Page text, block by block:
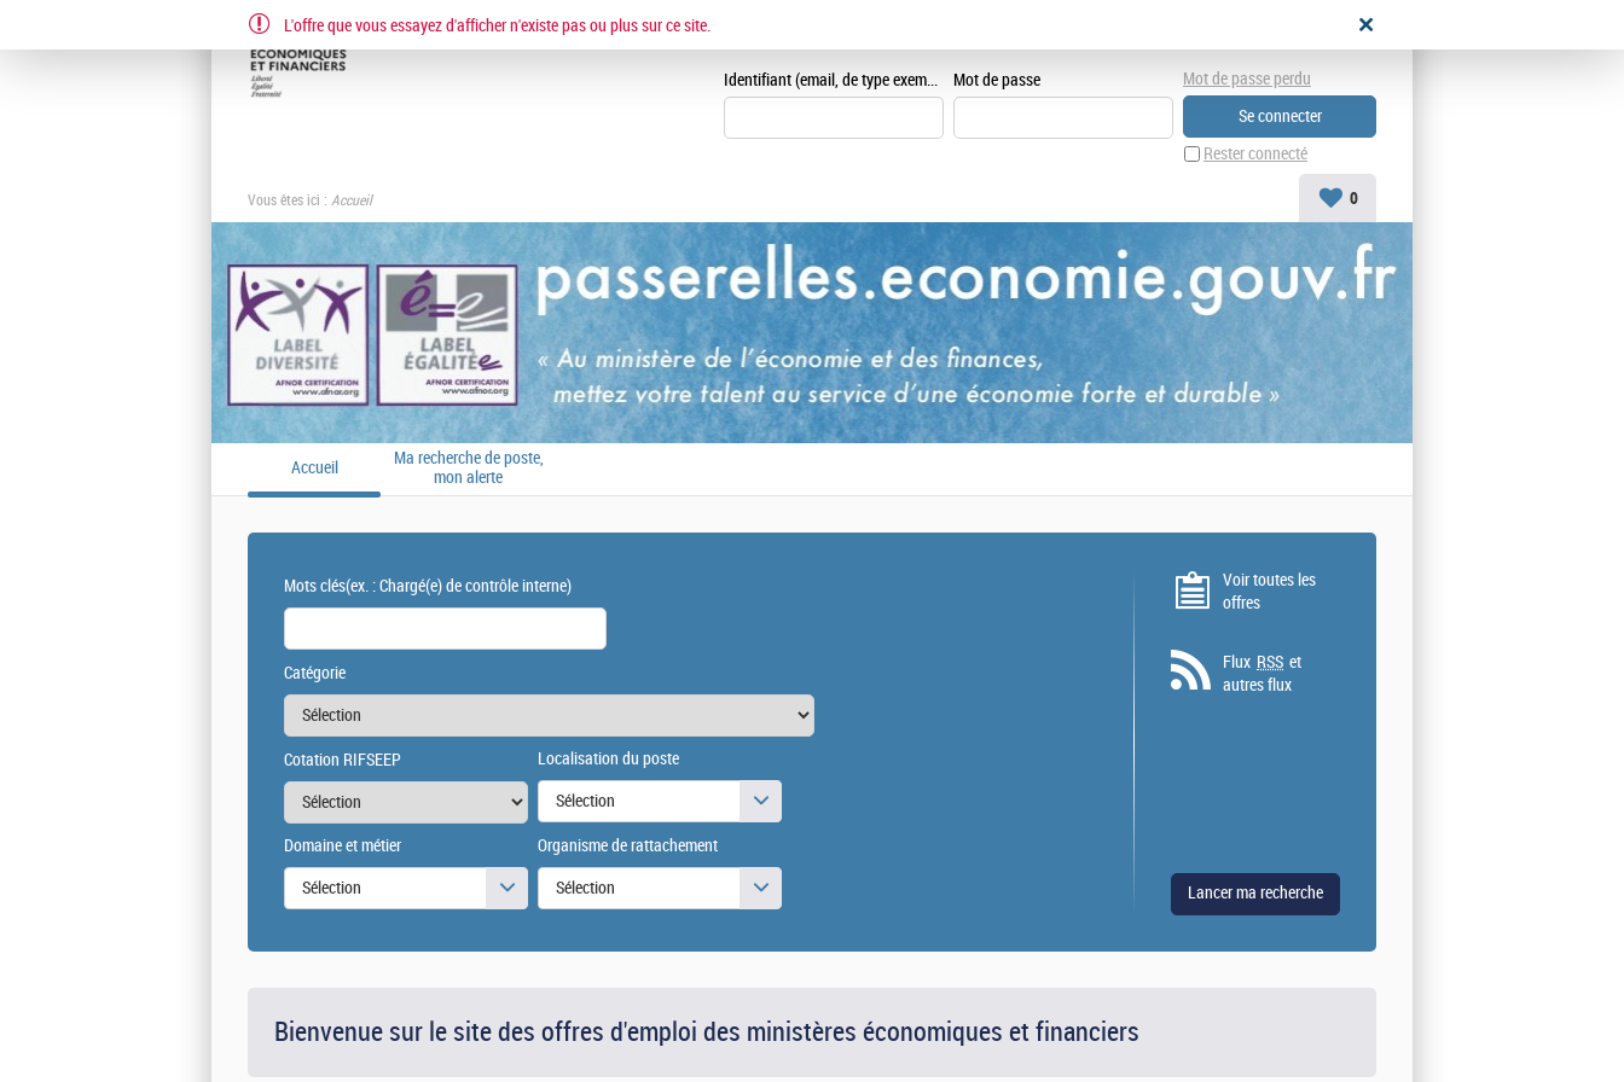
Identifiant (email, de type exemple@exemple.fr) Mot de passe
Rester connecté
Mot de passe perdu
Vous êtes ici : Accueil 0
Accueil
Ma recherche de poste,
mon alerte
Mots clés(ex. : Chargé(e) de contrôle interne)
Catégorie
Cotation RIFSEEP Localisation du poste
Sélection
Domaine et métier
Sélection
Organisme de rattachement
Sélection
Voir toutes les
offres
Flux RSS et
autres flux
L'offre que vous essayez d'afficher n'existe pas ou plus sur ce site.
Bienvenue sur le site des offres d'emploi des ministères économiques et financiers